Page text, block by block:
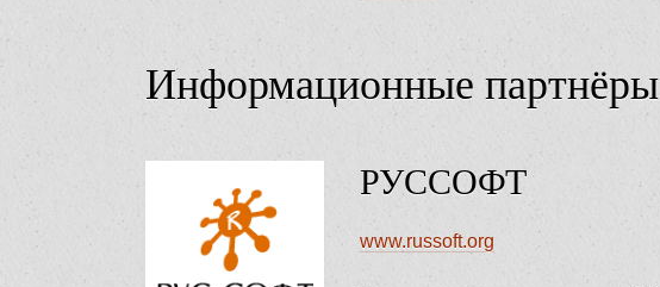
Информационные партнёры
РУССОФТ
www.russoft.org